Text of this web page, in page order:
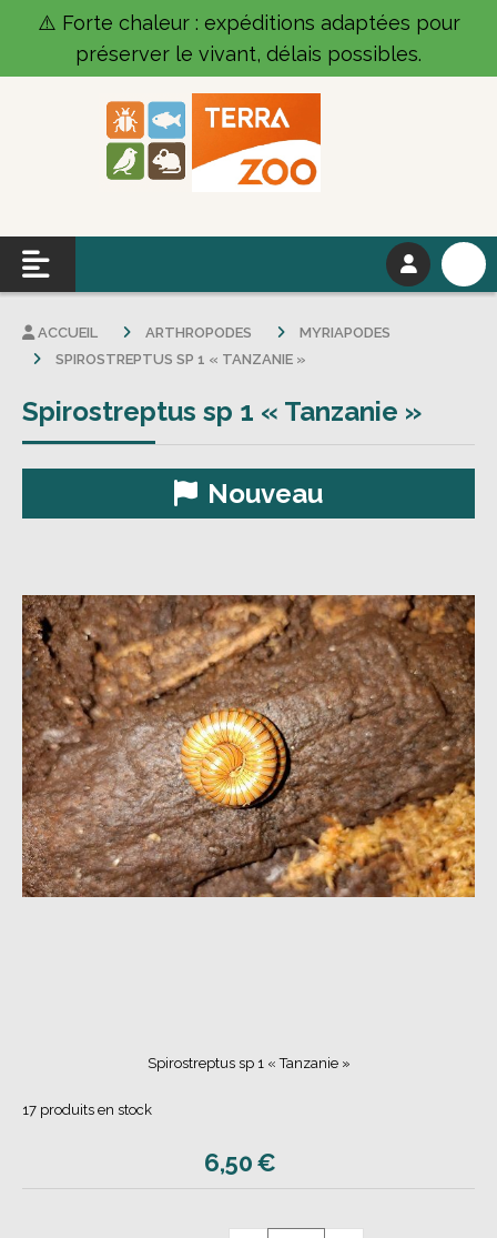
⚠️ Forte chaleur : expéditions adaptées pour
préserver le vivant, délais possibles.
ACCUEIL ARTHROPODES
MYRIAPODES
SPIROSTREPTUS SP 1 « TANZANIE »
Spirostreptus sp 1 « Tanzanie »
Nouveau
Spirostreptus sp 1 « Tanzanie »
6,50€
17 produits en stock